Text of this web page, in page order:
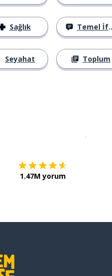
Sağlık
Seyahat
Temel İfadeler
Toplum
1.47M yorum